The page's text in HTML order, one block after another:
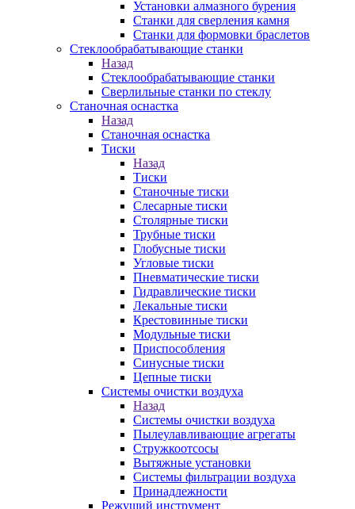
Установки алмазного бурения
Станки для сверления камня
Станки для формовки браслетов
Стеклообрабатывающие станки
Назад
Стеклообрабатывающие станки
Сверлильные станки по стеклу
Станочная оснастка
Назад
Станочная оснастка
Тиски
Назад
Тиски
Станочные тиски
Слесарные тиски
Столярные тиски
Трубные тиски
Глобусные тиски
Угловые тиски
Пневматические тиски
Гидравлические тиски
Лекальные тиски
Крестовинные тиски
Модульные тиски
Приспособления
Синусные тиски
Цепные тиски
Системы очистки воздуха
Назад
Системы очистки воздуха
Пылеулавливающие агрегаты
Стружкоотсосы
Вытяжные установки
Системы фильтрации воздуха
Принадлежности
Режущий инструмент